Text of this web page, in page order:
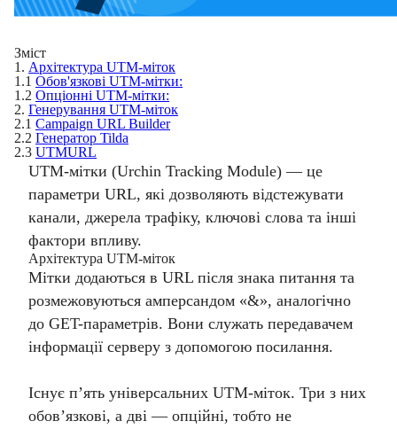
Зміст
1. Архітектура UTM-міток
1.1 Обов'язкові UTM-мітки:
1.2 Опціонні UTM-мітки:
2. Генерування UTM-міток
2.1 Campaign URL Builder
2.2 Генератор Tilda
2.3 UTMURL
UTM-мітки (Urchin Tracking Module) — це
параметри URL, які дозволяють відстежувати
канали, джерела трафіку, ключові слова та інші
фактори впливу.
Архітектура UTM-міток
Мітки додаються в URL після знака питання та
розмежовуються амперсандом «&», аналогічно
до GET-параметрів. Вони служать передавачем
інформації серверу з допомогою посилання.
Існує п’ять універсальних UTM-міток. Три з них
обов’язкові, а дві — опційні, тобто не